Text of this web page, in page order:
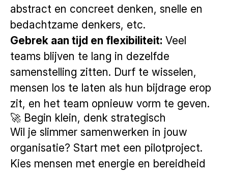
abstract en concreet denken, snelle en
bedachtzame denkers, etc.
Gebrek aan tijd en flexibiliteit: Veel
teams blijven te lang in dezelfde
samenstelling zitten. Durf te wisselen,
mensen los te laten als hun bijdrage erop
zit, en het team opnieuw vorm te geven.
🚀 Begin klein, denk strategisch
Wil je slimmer samenwerken in jouw
organisatie? Start met een pilotproject.
Kies mensen met energie en bereidheid